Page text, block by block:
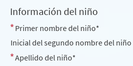
Información del niño
Primer nombre del niño*
Inicial del segundo nombre del niño
Apellido del niño*